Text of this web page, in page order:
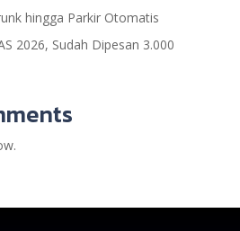
hingga Parkir Otomatis
2026, Sudah Dipesan 3.000